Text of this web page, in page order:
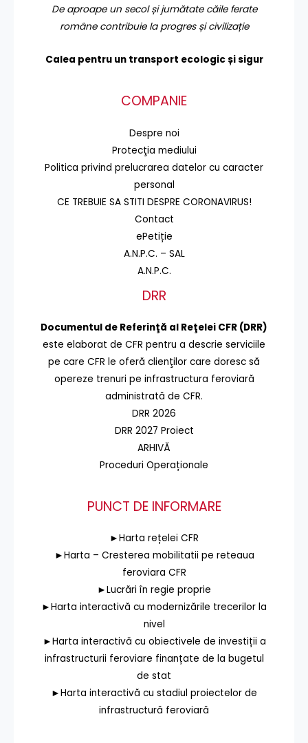
De aproape un secol și jumătate căile ferate
române contribuie la progres și civilizație
Calea pentru un transport ecologic și sigur
COMPANIE
Despre noi
Protecţia mediului
Politica privind prelucrarea datelor cu caracter
personal
CE TREBUIE SA STITI DESPRE CORONAVIRUS!
Contact
ePetiție
A.N.P.C. – SAL
A.N.P.C.
DRR
Documentul de Referinţă al Reţelei CFR (DRR)
este elaborat de CFR pentru a descrie serviciile
pe care CFR le oferă clienţilor care doresc să
opereze trenuri pe infrastructura feroviară
administrată de CFR.
DRR 2026
DRR 2027 Proiect
ARHIVĂ
Proceduri Operaționale
PUNCT DE INFORMARE
►Harta rețelei CFR
►Harta – Cresterea mobilitatii pe reteaua
feroviara CFR
►Lucrări în regie proprie
►Harta interactivă cu modernizările trecerilor la
nivel
►Harta interactivă cu obiectivele de investiții a
infrastructurii feroviare finanțate de la bugetul
de stat
►Harta interactivă cu stadiul proiectelor de
infrastructură feroviară